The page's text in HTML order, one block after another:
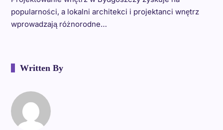
popularności, a lokalni architekci i projektanci wnętrz
wprowadzają różnorodne…
Written By